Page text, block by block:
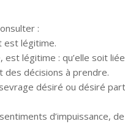
:
est légitime.
légitime : qu’elle soit
des décisions à prendre.
désiré ou désiré
d’impuissance,